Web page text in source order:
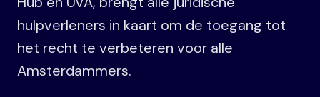
hulpverleners in kaart om de toegang tot
het recht te verbeteren voor alle
Amsterdammers.